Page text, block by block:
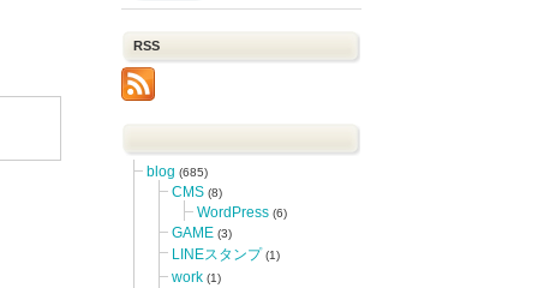
RSS
blog (685)
CMS (8)
WordPress (6)
GAME (3)
LINEスタンプ (1)
work (1)